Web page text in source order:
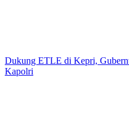
Dukung ETLE di Kepri,
Kapolri